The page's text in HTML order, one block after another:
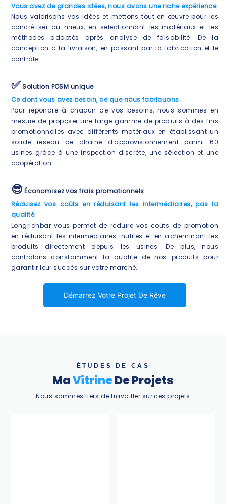
Vous avez de grandes idées, nous avons une riche expérience.
Nous valorisons vos idées et mettons tout en œuvre pour les
concrétiser au mieux, en sélectionnant les matériaux et les
méthodes adaptés après analyse de faisabilité. De la
conception à la livraison, en passant par la fabrication et le
contrôle.
✅ Solution POSM unique
Ce dont vous avez besoin, ce que nous fabriquons.
Pour répondre à chacun de vos besoins, nous sommes en
mesure de proposer une large gamme de produits à des fins
promotionnelles avec différents matériaux en établissant un
solide réseau de chaîne d'approvisionnement parmi 60
usines grâce à une inspection discrète, une sélection et une
coopération.
😎 Économisez vos frais promotionnels
Réduisez vos coûts en réduisant les intermédiaires, pas la
qualité.
Longrichbar vous permet de réduire vos coûts de promotion
en réduisant les intermédiaires inutiles et en acheminant les
produits directement depuis les usines. De plus, nous
contrôlons constamment la qualité de nos produits pour
garantir leur succès sur votre marché.
Démarrez Votre Projet De Rêve
ÉTUDES DE CAS
MaVitrineDe Projets
Nous sommes fiers de travailler sur ces projets